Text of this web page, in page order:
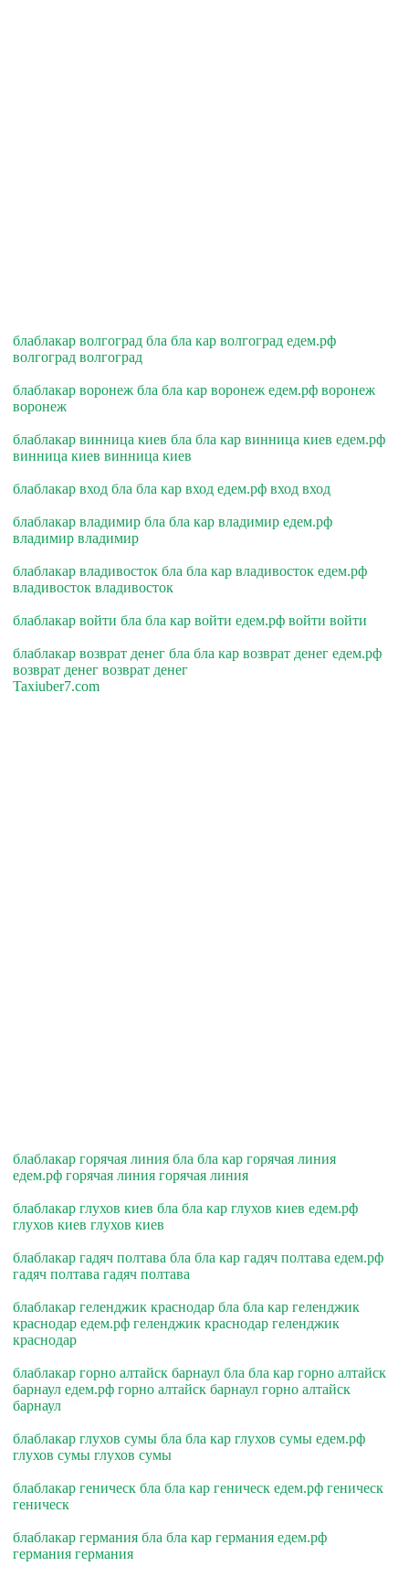
блаблакар волгоград бла бла кар волгоград едем.рф
волгоград волгоград
блаблакар воронеж бла бла кар воронеж едем.рф воронеж
воронеж
блаблакар винница киев бла бла кар винница киев едем.рф
винница киев винница киев
блаблакар вход бла бла кар вход едем.рф вход вход
блаблакар владимир бла бла кар владимир едем.рф
владимир владимир
блаблакар владивосток бла бла кар владивосток едем.рф
владивосток владивосток
блаблакар войти бла бла кар войти едем.рф войти войти
блаблакар возврат денег бла бла кар возврат денег едем.рф
возврат денег возврат денег
Taxiuber7.com
блаблакар горячая линия бла бла кар горячая линия
едем.рф горячая линия горячая линия
блаблакар глухов киев бла бла кар глухов киев едем.рф
глухов киев глухов киев
блаблакар гадяч полтава бла бла кар гадяч полтава едем.рф
гадяч полтава гадяч полтава
блаблакар геленджик краснодар бла бла кар геленджик
краснодар едем.рф геленджик краснодар геленджик
краснодар
блаблакар горно алтайск барнаул бла бла кар горно алтайск
барнаул едем.рф горно алтайск барнаул горно алтайск
барнаул
блаблакар глухов сумы бла бла кар глухов сумы едем.рф
глухов сумы глухов сумы
блаблакар геническ бла бла кар геническ едем.рф геническ
геническ
блаблакар германия бла бла кар германия едем.рф
германия германия